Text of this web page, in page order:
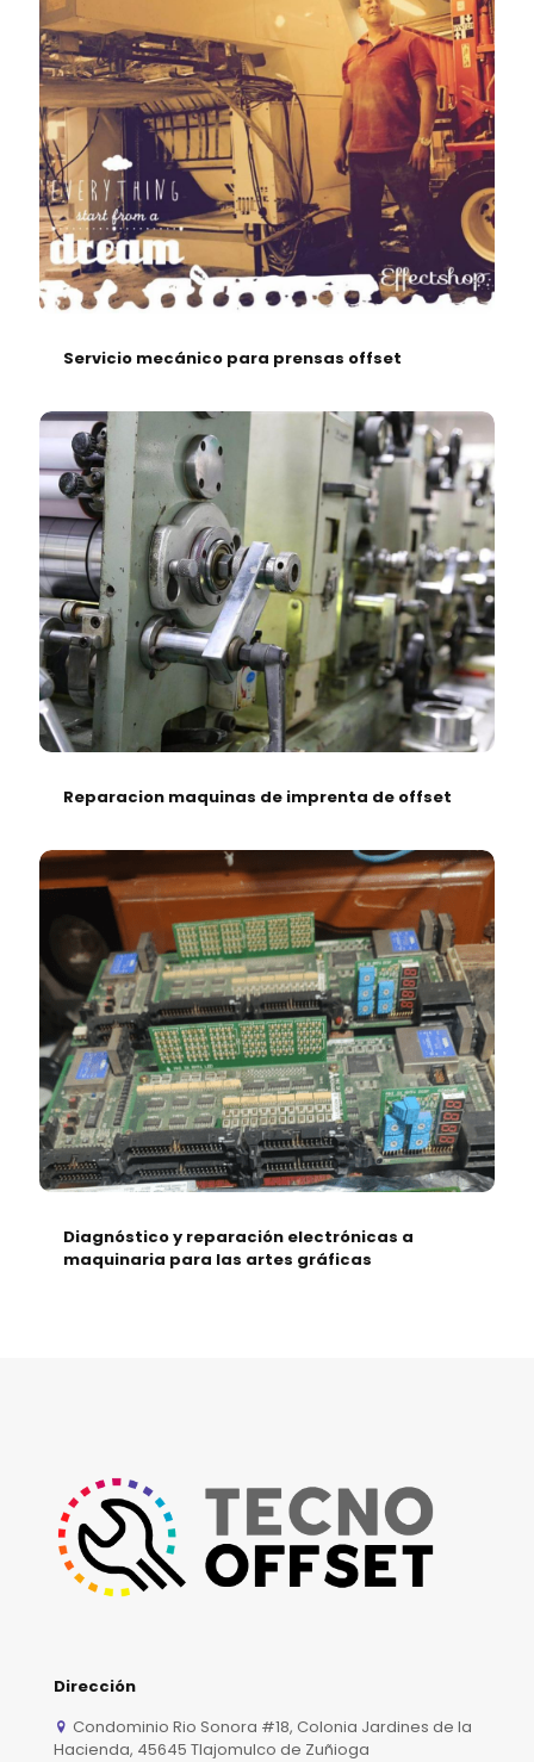
Servicio mecánico para prensas offset
Reparacion maquinas de imprenta de offset
Diagnóstico y reparación electrónicas a
maquinaria para las artes gráficas
Dirección
Condominio Rio Sonora #18, Colonia Jardines de la
Hacienda, 45645 Tlajomulco de Zuñioga